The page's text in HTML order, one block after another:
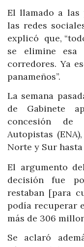
El llamado a las
las redes
explicó que,
se elimine
corredores. Ya
panameños”.
La semana
de Gabinete
concesión de
Autopistas
Norte y Sur hasta
El argumento
decisión fue
restaban [para
podía recuperar
más de 306
Se aclaró